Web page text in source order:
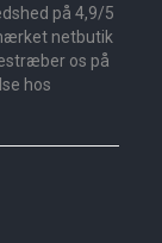
på 4,9/5
netbutik
os på
hos